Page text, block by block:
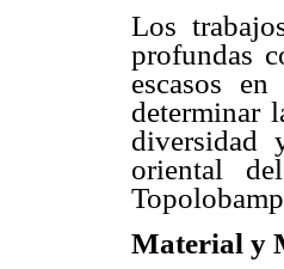
Los
profundas
escasos
determinar
diversidad
oriental
Material y